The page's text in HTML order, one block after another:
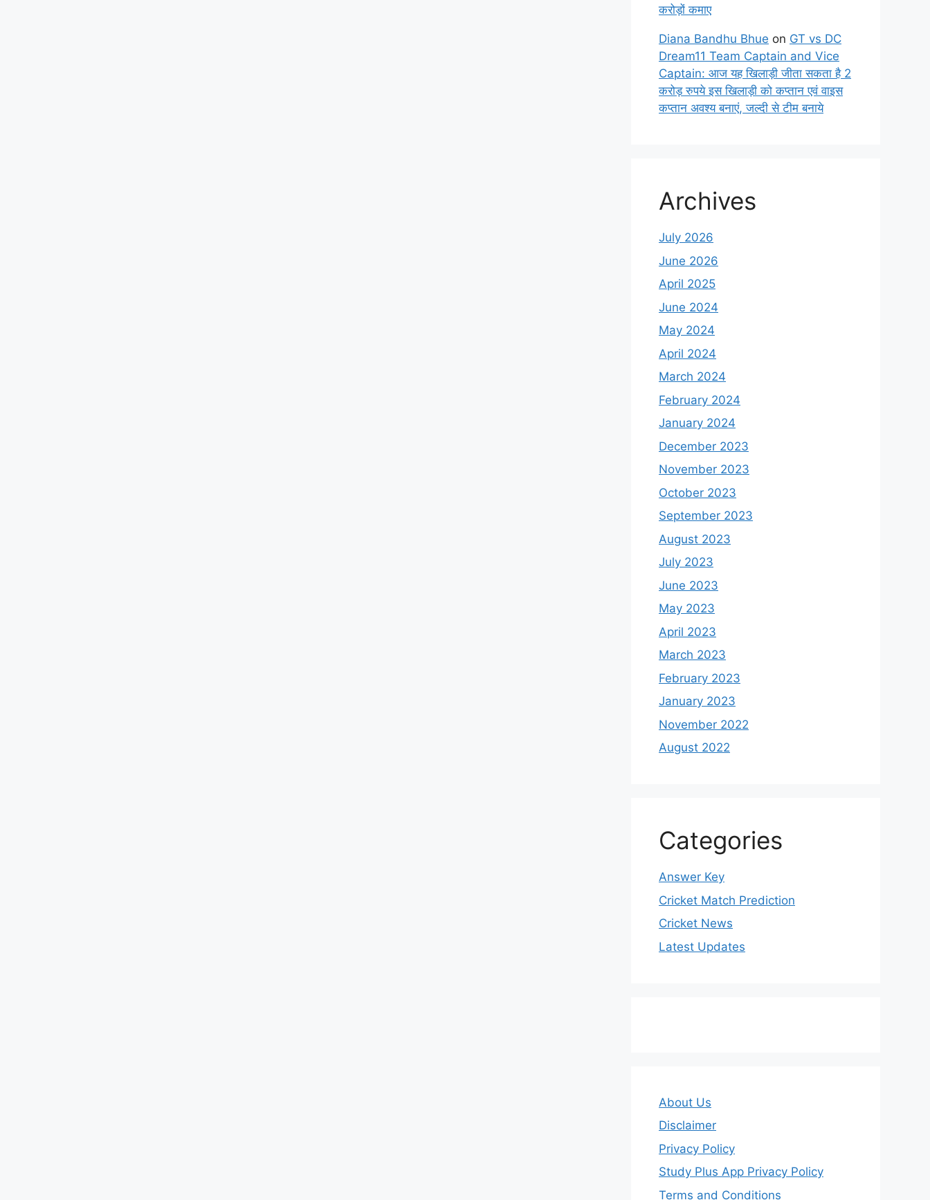
करोड़ों कमाए
Diana Bandhu Bhue on GT vs DC
Dream11 Team Captain and Vice
Captain: आज यह खिलाड़ी जीता सकता है 2
करोड़ रुपये इस खिलाड़ी को कप्तान एवं वाइस
कप्तान अवश्य बनाएं, जल्दी से टीम बनाये
Archives
July 2026
June 2026
April 2025
June 2024
May 2024
April 2024
March 2024
February 2024
January 2024
December 2023
November 2023
October 2023
September 2023
August 2023
July 2023
June 2023
May 2023
April 2023
March 2023
February 2023
January 2023
November 2022
August 2022
Categories
Answer Key
Cricket Match Prediction
Cricket News
Latest Updates
About Us
Disclaimer
Privacy Policy
Study Plus App Privacy Policy
Terms and Conditions